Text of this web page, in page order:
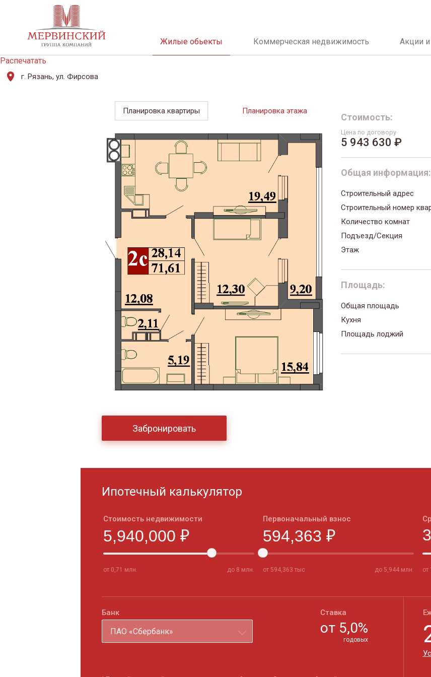
Жилые обьекты Коммерческая недвижимость Акции и
Распечатать
г. Рязань, ул. Фирсова
Планировка квартиры Планировка этажа
Забронировать
Стоимость:
Цена по договору
5 943 630 ₽
Общая информация:
Строительный адрес
Строительный номер
Количество комнат
Подъезд/Секция
Этаж
Площадь:
Общая площадь
Кухня
Площадь лоджий
Ипотечный калькулятор
Стоимость недвижимости
от 0,71 млн. до 8 млн.
Первоначальный взнос
от 594,363 тыс до 5,944 млн. от
Банк
ПАО «Сбербанк»
Ставка
от 5,0%
годовых